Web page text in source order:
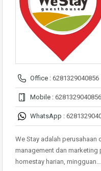
Office : 6281329040856
Mobile : 6281329040856
WhatsApp :
We Stay adalah
management dan marketing
homestay harian, mingguan…